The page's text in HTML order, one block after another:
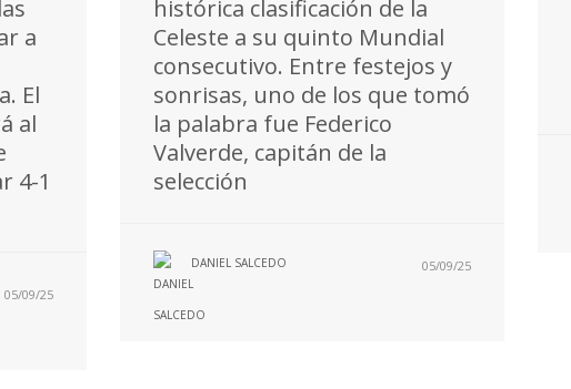
a
El
al
4-1
05/09/25
histórica clasificación de la
Celeste a su quinto Mundial
consecutivo. Entre festejos y
sonrisas, uno de los que tomó
la palabra fue Federico
Valverde, capitán de la
selección
DANIEL SALCEDO 05/09/25